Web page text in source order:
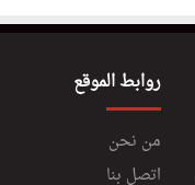
روابط الموقع
من نحن
اتصل بنا